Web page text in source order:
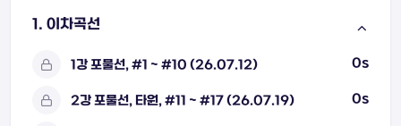
1. 이차곡선
1강 포물선, #1 ~ #10 (26.07.12) 0s
2강 포물선, 타원, #11 ~ #17 (26.07.19) 0s